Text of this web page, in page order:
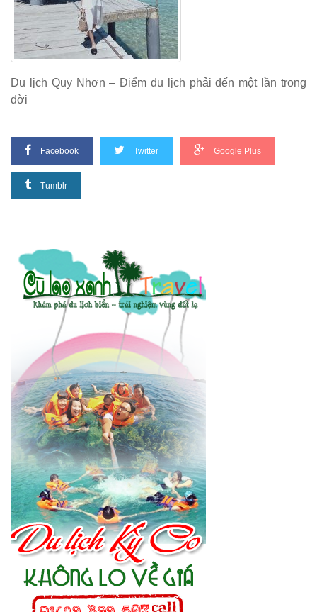
Du lịch Quy Nhơn – Điểm du lịch phải đến một lần trong
đời
Facebook Twitter Google Plus
Tumblr